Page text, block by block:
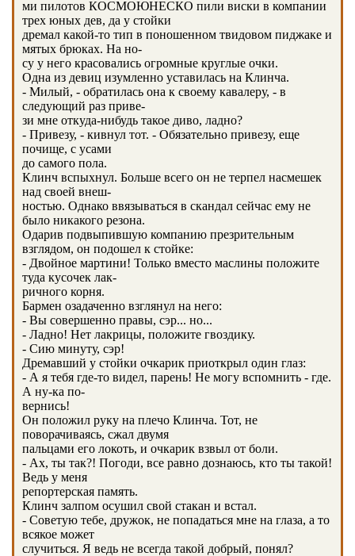
ми пилотов КОСМОЮНЕСКО пили виски в компании
трех юных дев, да у стойки
дремал какой-то тип в поношенном твидовом пиджаке и
мятых брюках. На но-
су у него красовались огромные круглые очки.
Одна из девиц изумленно уставилась на Клинча.
- Милый, - обратилась она к своему кавалеру, - в
следующий раз приве-
зи мне откуда-нибудь такое диво, ладно?
- Привезу, - кивнул тот. - Обязательно привезу, еще
почище, с усами
до самого пола.
Клинч вспыхнул. Больше всего он не терпел насмешек
над своей внеш-
ностью. Однако ввязываться в скандал сейчас ему не
было никакого резона.
Одарив подвыпившую компанию презрительным
взглядом, он подошел к стойке:
- Двойное мартини! Только вместо маслины положите
туда кусочек лак-
ричного корня.
Бармен озадаченно взглянул на него:
- Вы совершенно правы, сэр... но...
- Ладно! Нет лакрицы, положите гвоздику.
- Сию минуту, сэр!
Дремавший у стойки очкарик приоткрыл один глаз:
- А я тебя где-то видел, парень! Не могу вспомнить - где.
А ну-ка по-
вернись!
Он положил руку на плечо Клинча. Тот, не
поворачиваясь, сжал двумя
пальцами его локоть, и очкарик взвыл от боли.
- Ах, ты так?! Погоди, все равно дознаюсь, кто ты такой!
Ведь у меня
репортерская память.
Клинч залпом осушил свой стакан и встал.
- Советую тебе, дружок, не попадаться мне на глаза, а то
всякое может
случиться. Я ведь не всегда такой добрый, понял?